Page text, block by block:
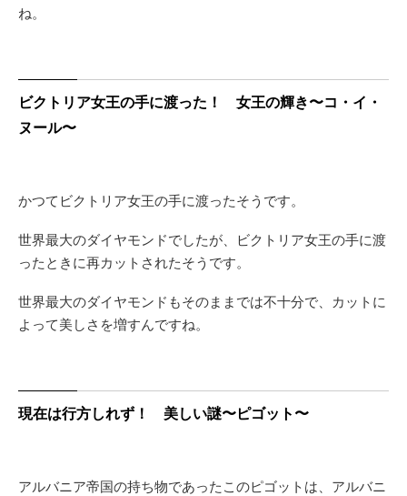
ね。
ビクトリア女王の手に渡った！ 女王の輝き〜コ・イ・
ヌール〜
かつてビクトリア女王の手に渡ったそうです。
世界最大のダイヤモンドでしたが、ビクトリア女王の手に渡
ったときに再カットされたそうです。
世界最大のダイヤモンドもそのままでは不十分で、カットに
よって美しさを増すんですね。
現在は行方しれず！ 美しい謎〜ピゴット〜
アルバニア帝国の持ち物であったこのピゴットは、アルバニ